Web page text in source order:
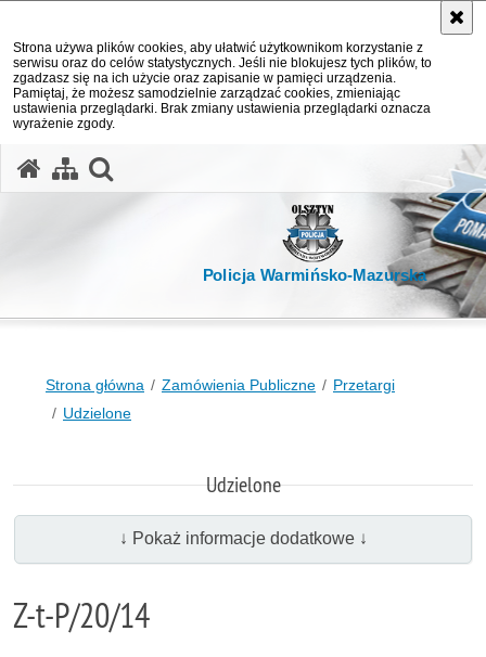
Strona używa plików cookies, aby ułatwić użytkownikom korzystanie z
serwisu oraz do celów statystycznych. Jeśli nie blokujesz tych plików, to
zgadzasz się na ich użycie oraz zapisanie w pamięci urządzenia.
Pamiętaj, że możesz samodzielnie zarządzać cookies, zmieniając
ustawienia przeglądarki. Brak zmiany ustawienia przeglądarki oznacza
wyrażenie zgody.
Policja Warmińsko-Mazurska
Strona główna Zamówienia Publiczne
Przetargi
Udzielone
Udzielone
↓ Pokaż informacje dodatkowe ↓
Z-t-P/20/14